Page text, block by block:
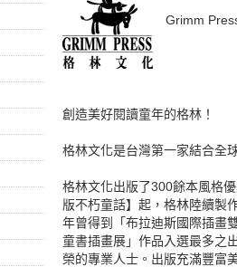
Grimm
創造美好閱讀童年的格林！
格林文化是台灣第一家結合全
格林文化出版了300餘本風格
版不朽童話】起，格林陸續製
年曾得到「布拉迪斯國際插畫
童書插畫展」作品入選最多之
榮的專業人士。出版充滿豐富